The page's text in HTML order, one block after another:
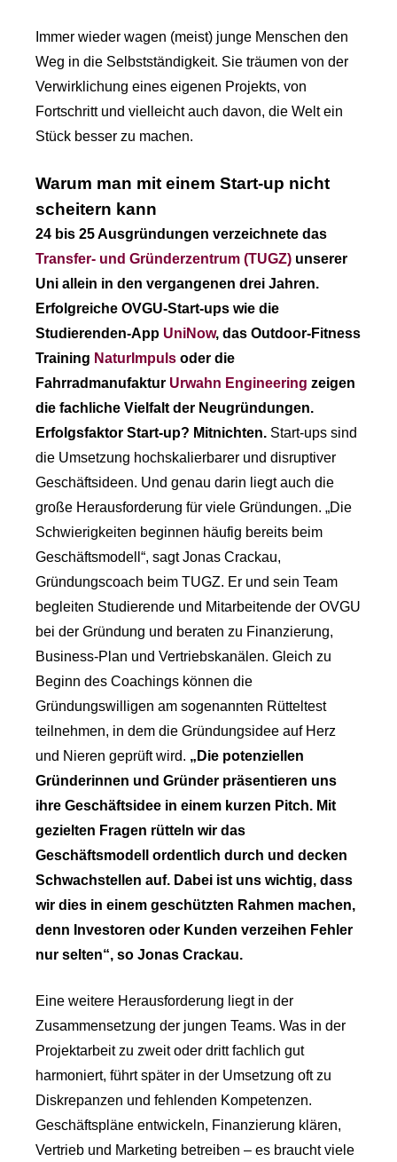
Immer wieder wagen (meist) junge Menschen den
Weg in die Selbstständigkeit. Sie träumen von der
Verwirklichung eines eigenen Projekts, von
Fortschritt und vielleicht auch davon, die Welt ein
Stück besser zu machen.
Warum man mit einem Start-up nicht
scheitern kann
24 bis 25 Ausgründungen verzeichnete das
Transfer- und Gründerzentrum (TUGZ) unserer
Uni allein in den vergangenen drei Jahren.
Erfolgreiche OVGU-Start-ups wie die
Studierenden-App UniNow, das Outdoor-Fitness
Training NaturImpuls oder die
Fahrradmanufaktur Urwahn Engineering zeigen
die fachliche Vielfalt der Neugründungen.
Erfolgsfaktor Start-up? Mitnichten. Start-ups sind
die Umsetzung hochskalierbarer und disruptiver
Geschäftsideen. Und genau darin liegt auch die
große Herausforderung für viele Gründungen. „Die
Schwierigkeiten beginnen häufig bereits beim
Geschäftsmodell“, sagt Jonas Crackau,
Gründungscoach beim TUGZ. Er und sein Team
begleiten Studierende und Mitarbeitende der OVGU
bei der Gründung und beraten zu Finanzierung,
Business-Plan und Vertriebskanälen. Gleich zu
Beginn des Coachings können die
Gründungswilligen am sogenannten Rütteltest
teilnehmen, in dem die Gründungsidee auf Herz
und Nieren geprüft wird. „Die potenziellen
Gründerinnen und Gründer präsentieren uns
ihre Geschäftsidee in einem kurzen Pitch. Mit
gezielten Fragen rütteln wir das
Geschäftsmodell ordentlich durch und decken
Schwachstellen auf. Dabei ist uns wichtig, dass
wir dies in einem geschützten Rahmen machen,
denn Investoren oder Kunden verzeihen Fehler
nur selten“, so Jonas Crackau.
Eine weitere Herausforderung liegt in der
Zusammensetzung der jungen Teams. Was in der
Projektarbeit zu zweit oder dritt fachlich gut
harmoniert, führt später in der Umsetzung oft zu
Diskrepanzen und fehlenden Kompetenzen.
Geschäftspläne entwickeln, Finanzierung klären,
Vertrieb und Marketing betreiben – es braucht viele